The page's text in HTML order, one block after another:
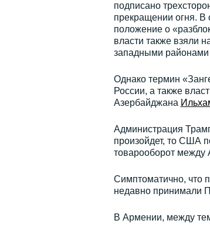
подписано
прекращении огня. В
положение о
власти также взяли
западными районами
Однако термин
России, а также
Азербайджана
Администрация
произойдет, то США
товарооборот между
Симптоматично, что
недавно принимали
В Армении, между